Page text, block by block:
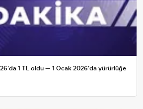
1 TL oldu — 1 Ocak 2026'da yürürlüğe